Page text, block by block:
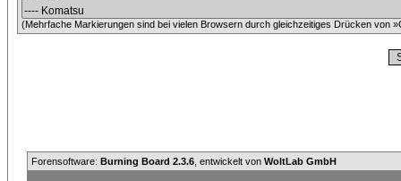
(Mehrfache Markierungen sind bei vielen Browsern durch gleichzeitiges Drücken von
Forensoftware: Burning Board 2.3.6 , entwickelt von WoltLab GmbH